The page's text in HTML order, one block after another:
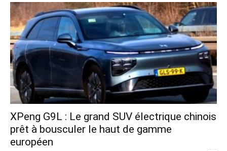
XPeng G9L : Le grand SUV électrique chinois
prêt à bousculer le haut de gamme
européen